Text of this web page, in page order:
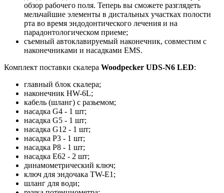
обзор рабочего поля. Теперь вы сможете разглядеть
мельчайшие элементы в дистальных участках полости
рта во время эндодонтического лечения и на
парадонтологическом приеме;
съемный автоклавируемый наконечник, совместим с
наконечниками и насадками EMS.
Комплект поставки скалера Woodpecker UDS-N6 LED:
главный блок скалера;
наконечник HW-6L;
кабель (шланг) с разьемом;
насадка G4 - 1 шт;
насадка G5 - 1 шт;
насадка G12 - 1 шт;
насадка P3 - 1 шт;
насадка P8 - 1 шт;
насадка E62 - 2 шт;
динамометрический ключ;
ключ для эндочака TW-E1;
шланг для води;